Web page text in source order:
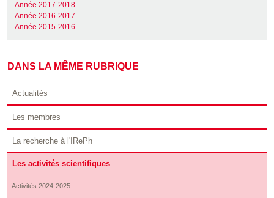
Année 2017-2018
Année 2016-2017
Année 2015-2016
DANS LA MÊME RUBRIQUE
Actualités
Les membres
La recherche à l'IRePh
Les activités scientifiques
Activités 2024-2025